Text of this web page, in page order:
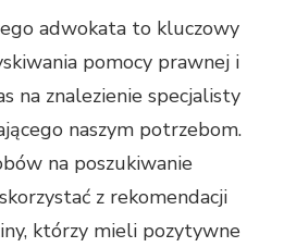
adwokata to kluczowy
pomocy prawnej i
na znalezienie specjalisty
naszym potrzebom.
na poszukiwanie
z rekomendacji
którzy mieli pozytywne